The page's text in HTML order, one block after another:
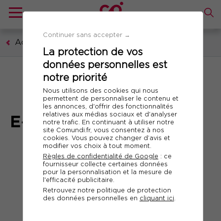
Continuer sans accepter →
La protection de vos
données personnelles est
notre priorité
Nous utilisons des cookies qui nous
permettent de personnaliser le contenu et
les annonces, d'offrir des fonctionnalités
relatives aux médias sociaux et d'analyser
notre trafic. En continuant à utiliser notre
site Comundi.fr, vous consentez à nos
cookies. Vous pouvez changer d’avis et
modifier vos choix à tout moment.
Règles de confidentialité de Google : ce
fournisseur collecte certaines données
pour la personnalisation et la mesure de
l'efficacité publicitaire.
Retrouvez notre politique de protection
des données personnelles en cliquant ici
Accueil
MODULES
E⁃LEARNING
Boostez
vos compétences !